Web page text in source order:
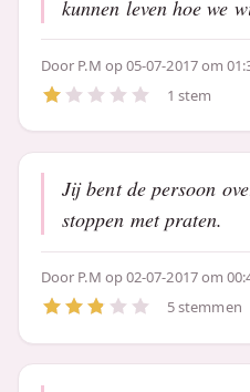
kunnen leven hoe we
Door P.M op 05-07-2017 om
1 stem
Jij bent de persoon
stoppen met praten.
Door P.M op 02-07-2017 om
5 stemmen